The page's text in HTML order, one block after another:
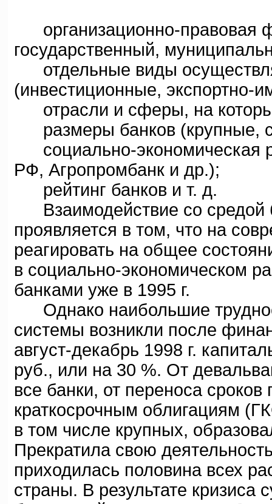
организационно-правовая
государственный,
отдельные виды
(инвестиционные, экспортно-
отрасли и сферы, на
размеры банков (крупные,
социально-экономическая
РФ, Агропромбанк и др.);
рейтинг банков и т. д.
Взаимодействие со средой
проявляется в том, что на
реагировать на общее
в социально-экономическом
банками уже в 1995 г.
Однако наибольшие
системы возникли после
август-декабрь 1998 г.
руб., или на 30 %. От
все банки, от переноса
краткосрочным облигациям
в том числе крупных,
Прекратила свою
приходилась половина всех
страны. В результате